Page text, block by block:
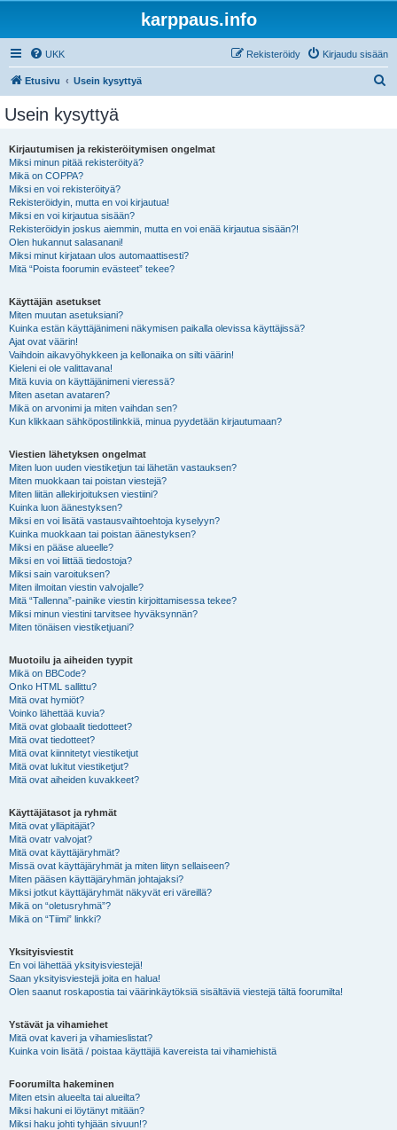
karppaus.info
UKK Kirjaudu sisään
Rekisteröidy
Etusivu Usein kysyttyä
Usein kysyttyä
Kirjautumisen ja rekisteröitymisen ongelmat
Miksi minun pitää rekisteröityä?
Mikä on COPPA?
Miksi en voi rekisteröityä?
Rekisteröidyin, mutta en voi kirjautua!
Miksi en voi kirjautua sisään?
Rekisteröidyin joskus aiemmin, mutta en voi enää kirjautua sisään?!
Olen hukannut salasanani!
Miksi minut kirjataan ulos automaattisesti?
Mitä “Poista foorumin evästeet” tekee?
Käyttäjän asetukset
Miten muutan asetuksiani?
Kuinka estän käyttäjänimeni näkymisen paikalla olevissa käyttäjissä?
Ajat ovat väärin!
Vaihdoin aikavyöhykkeen ja kellonaika on silti väärin!
Kieleni ei ole valittavana!
Mitä kuvia on käyttäjänimeni vieressä?
Miten asetan avataren?
Mikä on arvonimi ja miten vaihdan sen?
Kun klikkaan sähköpostilinkkiä, minua pyydetään kirjautumaan?
Viestien lähetyksen ongelmat
Miten luon uuden viestiketjun tai lähetän vastauksen?
Miten muokkaan tai poistan viestejä?
Miten liitän allekirjoituksen viestiini?
Kuinka luon äänestyksen?
Miksi en voi lisätä vastausvaihtoehtoja kyselyyn?
Kuinka muokkaan tai poistan äänestyksen?
Miksi en pääse alueelle?
Miksi en voi liittää tiedostoja?
Miksi sain varoituksen?
Miten ilmoitan viestin valvojalle?
Mitä “Tallenna”-painike viestin kirjoittamisessa tekee?
Miksi minun viestini tarvitsee hyväksynnän?
Miten tönäisen viestiketjuani?
Muotoilu ja aiheiden tyypit
Mikä on BBCode?
Onko HTML sallittu?
Mitä ovat hymiöt?
Voinko lähettää kuvia?
Mitä ovat globaalit tiedotteet?
Mitä ovat tiedotteet?
Mitä ovat kiinnitetyt viestiketjut
Mitä ovat lukitut viestiketjut?
Mitä ovat aiheiden kuvakkeet?
Käyttäjätasot ja ryhmät
Mitä ovat ylläpitäjät?
Mitä ovatr valvojat?
Mitä ovat käyttäjäryhmät?
Missä ovat käyttäjäryhmät ja miten liityn sellaiseen?
Miten pääsen käyttäjäryhmän johtajaksi?
Miksi jotkut käyttäjäryhmät näkyvät eri väreillä?
Mikä on “oletusryhmä”?
Mikä on “Tiimi” linkki?
Yksityisviestit
En voi lähettää yksityisviestejä!
Saan yksityisviestejä joita en halua!
Olen saanut roskapostia tai väärinkäytöksiä sisältäviä viestejä tältä foorumilta!
Ystävät ja vihamiehet
Mitä ovat kaveri ja vihamieslistat?
Kuinka voin lisätä / poistaa käyttäjiä kavereista tai vihamiehistä
Foorumilta hakeminen
Miten etsin alueelta tai alueilta?
Miksi hakuni ei löytänyt mitään?
Miksi haku johti tyhjään sivuun!?